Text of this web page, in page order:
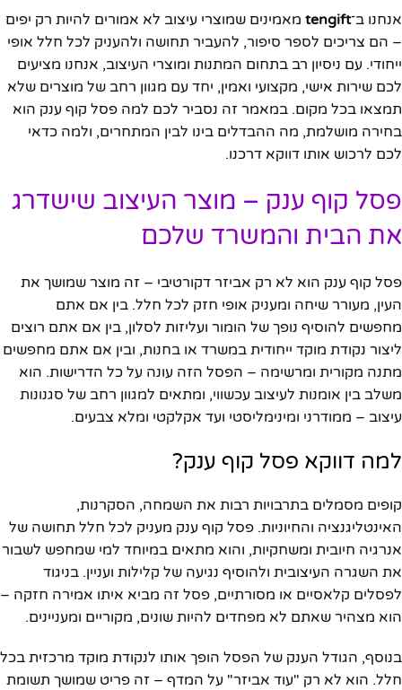
אנחנו ב־tengift מאמינים שמוצרי עיצוב לא אמורים להיות רק יפים
– הם צריכים לספר סיפור, להעביר תחושה ולהעניק לכל חלל אופי
ייחודי. עם ניסיון רב בתחום המתנות ומוצרי העיצוב, אנחנו מציעים
לכם שירות אישי, מקצועי ואמין, יחד עם מגוון רחב של מוצרים שלא
תמצאו בכל מקום. במאמר זה נסביר לכם למה פסל קוף ענק הוא
בחירה מושלמת, מה ההבדלים בינו לבין המתחרים, ולמה כדאי
לכם לרכוש אותו דווקא דרכנו.
פסל קוף ענק – מוצר העיצוב שישדרג
את הבית והמשרד שלכם
פסל קוף ענק הוא לא רק אביזר דקורטיבי – זה מוצר שמושך את
העין, מעורר שיחה ומעניק אופי חזק לכל חלל. בין אם אתם
מחפשים להוסיף נופך של הומור ועליזות לסלון, בין אם אתם רוצים
ליצור נקודת מוקד ייחודית במשרד או בחנות, ובין אם אתם מחפשים
מתנה מקורית ומרשימה – הפסל הזה עונה על כל הדרישות. הוא
משלב בין אומנות לעיצוב עכשווי, ומתאים למגוון רחב של סגנונות
עיצוב – ממודרני ומינימליסטי ועד אקלקטי ומלא צבעים.
למה דווקא פסל קוף ענק?
קופים מסמלים בתרבויות רבות את השמחה, הסקרנות,
האינטליגנציה והחיוניות. פסל קוף ענק מעניק לכל חלל תחושה של
אנרגיה חיובית ומשחקיות, והוא מתאים במיוחד למי שמחפש לשבור
את השגרה העיצובית ולהוסיף נגיעה של קלילות ועניין. בניגוד
לפסלים קלאסיים או מסורתיים, פסל זה מביא איתו אמירה חזקה –
הוא מצהיר שאתם לא מפחדים להיות שונים, מקוריים ומעניינים.
בנוסף, הגודל הענק של הפסל הופך אותו לנקודת מוקד מרכזית בכל
חלל. הוא לא רק "עוד אביזר" על המדף – זה פריט שמושך תשומת